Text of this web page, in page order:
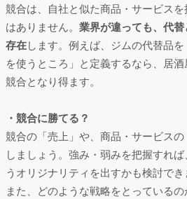
競合は、自社と似た商品・サービス
はありません。 業界が違っても、代
存在します。例えば、ジムの代替品
を使うところ」と定義するなら、居
競合となり得ます。
・競合に勝てる？
競合の「売上」や、商品・サービス
しましょう。強み・弱みを把握すれ
うオリジナリティを出すかも検討でき
また、どのような戦略をとっている